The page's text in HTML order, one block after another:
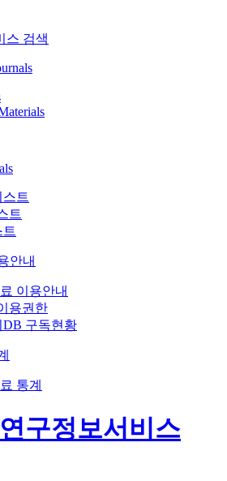
스 검색
트
트
안내
이용안내
용권한
구독현황
통계